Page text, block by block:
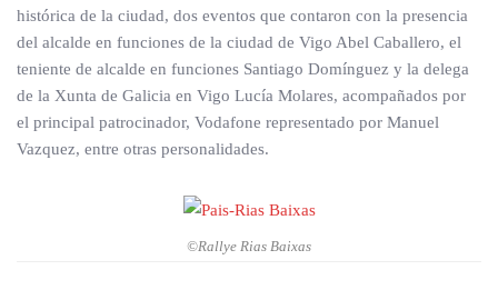
histórica de la ciudad, dos eventos que contaron con la presencia
del alcalde en funciones de la ciudad de Vigo Abel Caballero, el
teniente de alcalde en funciones Santiago Domínguez y la delega
de la Xunta de Galicia en Vigo Lucía Molares, acompañados por
el principal patrocinador, Vodafone representado por Manuel
Vazquez, entre otras personalidades.
©Rallye Rias Baixas